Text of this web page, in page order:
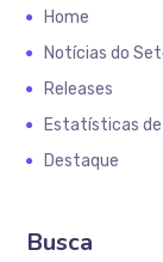
Home
Notícias do
Releases
Estatísticas de
Destaque
Busca